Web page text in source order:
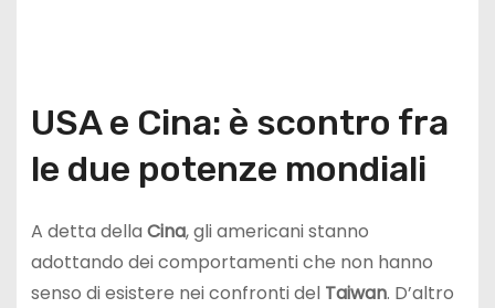
USA e Cina: è scontro fra
le due potenze mondiali
A detta della Cina, gli americani stanno
adottando dei comportamenti che non hanno
senso di esistere nei confronti del Taiwan. D’altro